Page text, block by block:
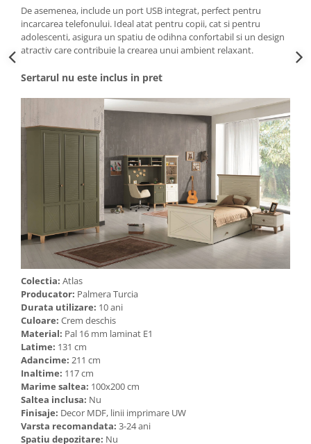
De asemenea, include un port USB integrat, perfect pentru
incarcarea telefonului. Ideal atat pentru copii, cat si pentru
adolescenti, asigura un spatiu de odihna confortabil si un design
atractiv care contribuie la crearea unui ambient relaxant.
Sertarul nu este inclus in pret
Colectia: Atlas
Producator: Palmera Turcia
Durata utilizare: 10 ani
Culoare: Crem deschis
Material: Pal 16 mm laminat E1
Latime: 131 cm
Adancime: 211 cm
Inaltime: 117 cm
Marime saltea: 100x200 cm
Saltea inclusa: Nu
Finisaje: Decor MDF, linii imprimare UW
Varsta recomandata: 3-24 ani
Spatiu depozitare: Nu